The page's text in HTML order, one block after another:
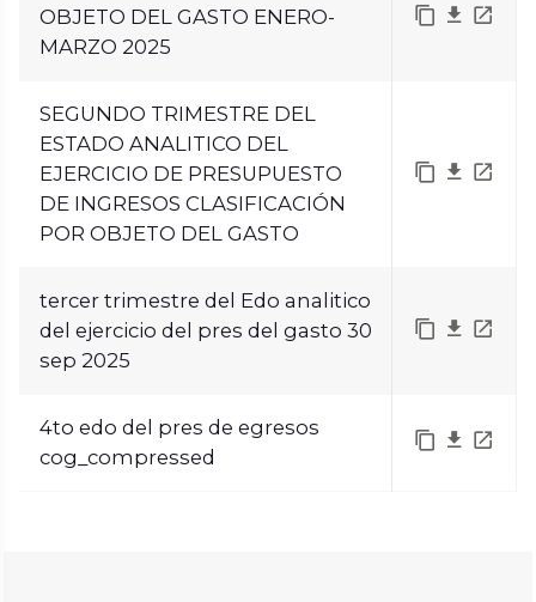
OBJETO DEL GASTO ENERO-
MARZO 2025
SEGUNDO TRIMESTRE DEL
ESTADO ANALITICO DEL
EJERCICIO DE PRESUPUESTO
DE INGRESOS CLASIFICACIÓN
POR OBJETO DEL GASTO
tercer trimestre del Edo analitico
del ejercicio del pres del gasto 30
sep 2025
4to edo del pres de egresos
cog_compressed